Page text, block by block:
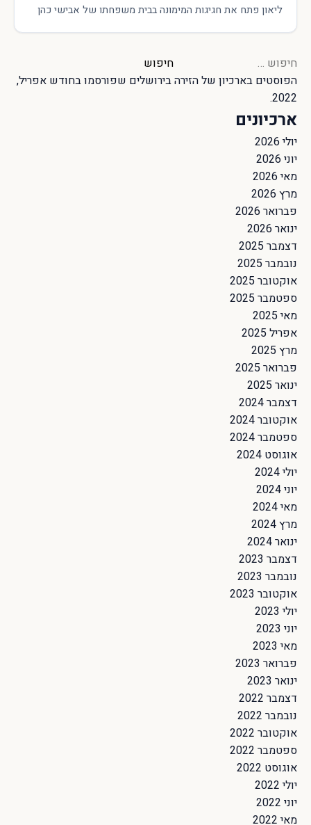
ליאון פתח את חגיגות המימונה בבית משפחתו של אבישי כהן
חיפוש:
הפוסטים בארכיון שלהזירה בירושלים שפורסמו בחודש אפריל,
2022.
ארכיונים
יולי 2026
יוני 2026
מאי 2026
מרץ 2026
פברואר 2026
ינואר 2026
דצמבר 2025
נובמבר 2025
אוקטובר 2025
ספטמבר 2025
מאי 2025
אפריל 2025
מרץ 2025
פברואר 2025
ינואר 2025
דצמבר 2024
אוקטובר 2024
ספטמבר 2024
אוגוסט 2024
יולי 2024
יוני 2024
מאי 2024
מרץ 2024
ינואר 2024
דצמבר 2023
נובמבר 2023
אוקטובר 2023
יולי 2023
יוני 2023
מאי 2023
פברואר 2023
ינואר 2023
דצמבר 2022
נובמבר 2022
אוקטובר 2022
ספטמבר 2022
אוגוסט 2022
יולי 2022
יוני 2022
מאי 2022